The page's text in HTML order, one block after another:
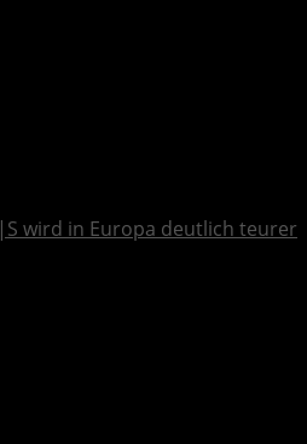
|S wird in Europa deutlich teurer